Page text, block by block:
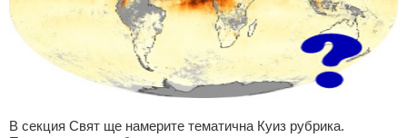
В секция Свят ще намерите тематична Куиз рубрика.